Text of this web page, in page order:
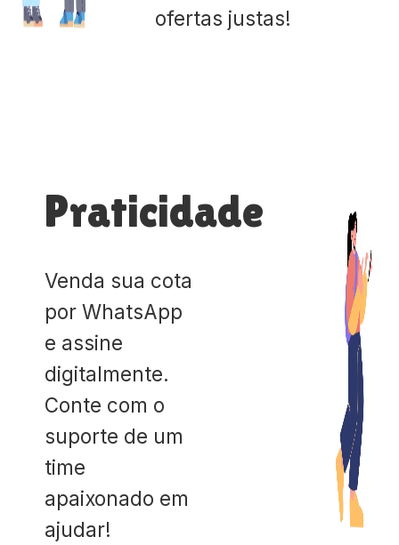
ofertas justas!
Praticidade
Venda sua cota
por WhatsApp
e assine
digitalmente.
Conte com o
suporte de um
time
apaixonado em
ajudar!